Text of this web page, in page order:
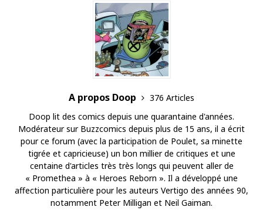
A propos Doop
376 Articles
Doop lit des comics depuis une quarantaine d'années.
Modérateur sur Buzzcomics depuis plus de 15 ans, il a écrit
pour ce forum (avec la participation de Poulet, sa minette
tigrée et capricieuse) un bon millier de critiques et une
centaine d'articles très très longs qui peuvent aller de
« Promethea » à « Heroes Reborn ». Il a développé une
affection particulière pour les auteurs Vertigo des années 90,
notamment Peter Milligan et Neil Gaiman.